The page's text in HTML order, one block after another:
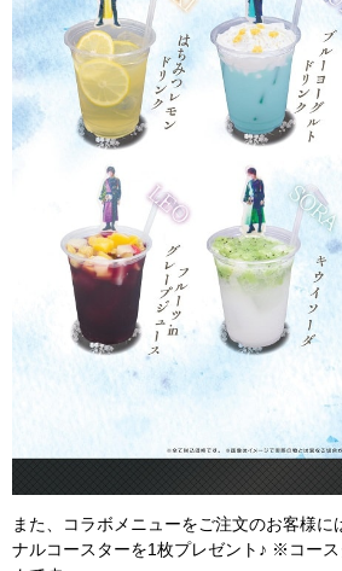
また、コラボメニューをご注文のお客様に
ナルコースターを1枚プレゼント♪ ※コー